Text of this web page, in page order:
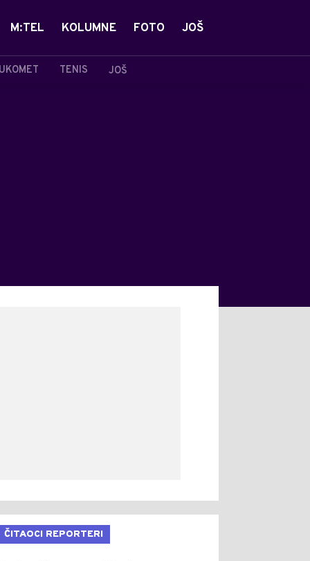
TENIS JOŠ
M:TEL KOLUMNE FOTO JOŠ
ČITAOCI REPORTERI